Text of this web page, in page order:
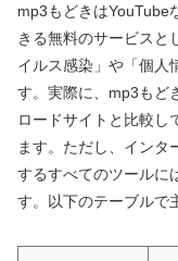
mp3もどきはYouTube
きる無料のサービスと
イルス感染」や「個人
す。実際に、mp3もど
ロードサイトと比較し
ます。ただし、インタ
するすべてのツールに
す。以下のテーブルで